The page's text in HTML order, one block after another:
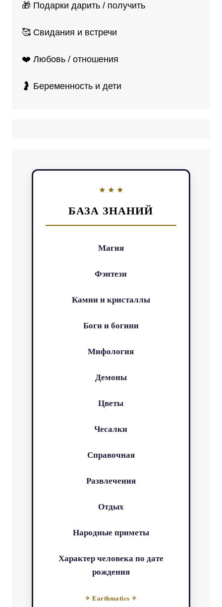
🎁 Подарки дарить / получить
🥰 Свидания и встречи
❤️ Любовь / отношения
🤰 Беременность и дети
БАЗА ЗНАНИЙ
Магия
Фэнтези
Камни и кристаллы
Боги и богини
Мифология
Демоны
Цветы
Чесалки
Справочная
Развлечения
Отдых
Народные приметы
Характер человека по дате
рождения
✧ Earthmatics ✧